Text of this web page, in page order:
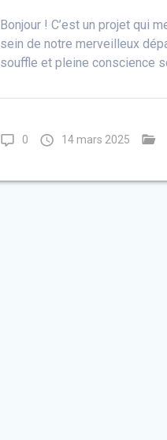
Bonjour ! C’est un projet qui
sein de notre merveilleux
souffle et pleine conscience
0 14 mars 2025